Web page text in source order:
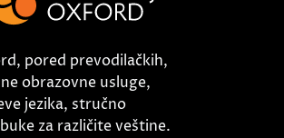
pored prevodilačkih,
obrazovne usluge,
jezika, stručno
za različite veštine.